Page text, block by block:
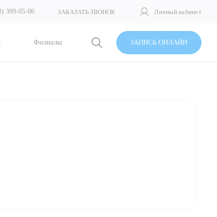
309-05-06 ЗАКАЗАТЬ ЗВОНОК Личный кабинет
Филиалы ЗАПИСЬ ОНЛАЙН